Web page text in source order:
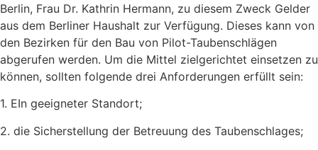
Berlin, Frau Dr. Kathrin Hermann, zu diesem Zweck Gelder
aus dem Berliner Haushalt zur Verfügung. Dieses kann von
den Bezirken für den Bau von Pilot-Taubenschlägen
abgerufen werden. Um die Mittel zielgerichtet einsetzen zu
können, sollten folgende drei Anforderungen erfüllt sein:
1. EIn geeigneter Standort;
2. die Sicherstellung der Betreuung des Taubenschlages;